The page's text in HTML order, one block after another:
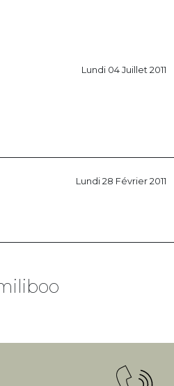
Lundi 04 Juillet 2011
Lundi 28 Février 2011